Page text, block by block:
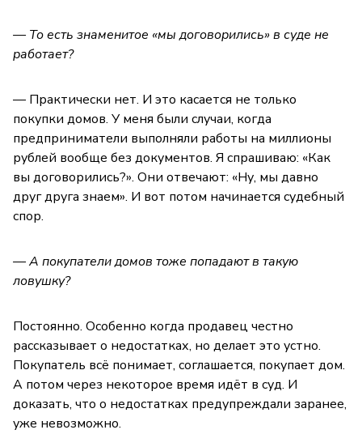
— То есть знаменитое «мы договорились» в суде не
работает?
— Практически нет. И это касается не только
покупки домов. У меня были случаи, когда
предприниматели выполняли работы на миллионы
рублей вообще без документов. Я спрашиваю: «Как
вы договорились?». Они отвечают: «Ну, мы давно
друг друга знаем». И вот потом начинается судебный
спор.
— А покупатели домов тоже попадают в такую
ловушку?
Постоянно. Особенно когда продавец честно
рассказывает о недостатках, но делает это устно.
Покупатель всё понимает, соглашается, покупает дом.
А потом через некоторое время идёт в суд. И
доказать, что о недостатках предупреждали заранее,
уже невозможно.